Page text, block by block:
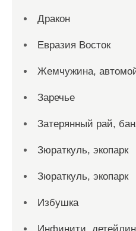
Дракон
Евразия Восток
Жемчужина,
Заречье
Затерянный рай,
Зюраткуль, экопарк
Зюраткуль, экопарк
Избушка